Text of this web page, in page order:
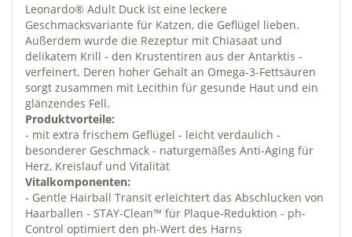
Leonardo® Adult Duck ist eine leckere
Geschmacksvariante für Katzen, die Geflügel lieben.
Außerdem wurde die Rezeptur mit Chiasaat und
delikatem Krill - den Krustentiren aus der Antarktis -
verfeinert. Deren hoher Gehalt an Omega-3-Fettsäuren
sorgt zusammen mit Lecithin für gesunde Haut und ein
glänzendes Fell.
Produktvorteile:
- mit extra frischem Geflügel - leicht verdaulich -
besonderer Geschmack - naturgemäßes Anti-Aging für
Herz, Kreislauf und Vitalität
Vitalkomponenten:
- Gentle Hairball Transit erleichtert das Abschlucken von
Haarballen - STAY-Clean™ für Plaque-Reduktion - ph-
Control optimiert den ph-Wert des Harns